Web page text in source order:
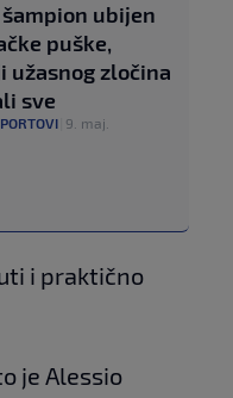
ubijen
puške,
užasnog zločina
sve
9. maj.
i praktično
je Alessio